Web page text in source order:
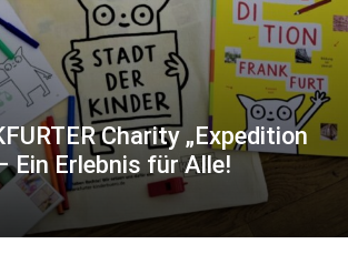
Charity „Expedition
Ein Erlebnis für Alle!